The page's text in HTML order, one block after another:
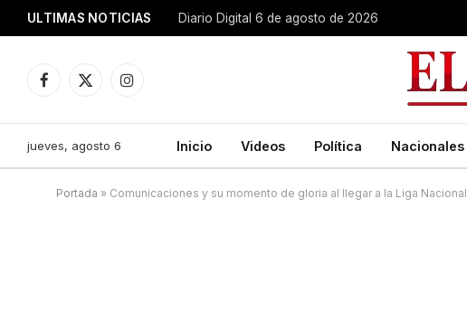
ULTIMAS NOTICIAS Diario Digital 6 de agosto de 2026
Facebook
X
Instagram
jueves, agosto 6 Inicio Videos Política Nacionales
Portada » Comunicaciones y su momento de gloria al llegar a la Liga Nacional